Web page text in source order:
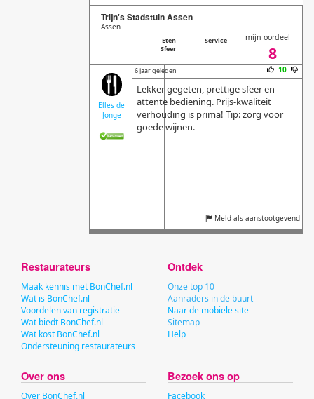
Trijn's Stadstuin Assen
Assen
Eten
Service
Sfeer
mijn oordeel
8
Elles de
Jonge
6 jaar geleden 10
Lekker gegeten, prettige sfeer en
attente bediening. Prijs-kwaliteit
verhouding is prima! Tip: zorg voor
goede wijnen.
Meld als aanstootgevend
Restaurateurs
Maak kennis met BonChef.nl
Wat is BonChef.nl
Voordelen van registratie
Wat biedt BonChef.nl
Wat kost BonChef.nl
Ondersteuning restaurateurs
Ontdek
Onze top 10
Aanraders in de buurt
Naar de mobiele site
Sitemap
Help
Over ons
Over BonChef.nl
Bezoek ons op
Facebook